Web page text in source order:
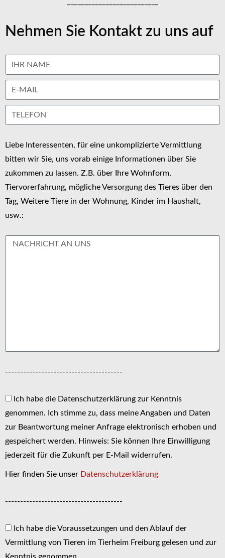
Nehmen Sie Kontakt zu uns auf
Liebe Interessenten, für eine unkomplizierte Vermittlung
bitten wir Sie, uns vorab einige Informationen über Sie
zukommen zu lassen. Z.B. über Ihre Wohnform,
Tiervorerfahrung, mögliche Versorgung des Tieres über den
Tag, Weitere Tiere in der Wohnung, Kinder im Haushalt,
usw.:
---------------------------------------
Ich habe die Datenschutzerklärung zur Kenntnis
genommen. Ich stimme zu, dass meine Angaben und Daten
zur Beantwortung meiner Anfrage elektronisch erhoben und
gespeichert werden. Hinweis: Sie können Ihre Einwilligung
jederzeit für die Zukunft per E-Mail widerrufen.
Hier finden Sie unser Datenschutzerklärung
---------------------------------------
Ich habe die Voraussetzungen und den Ablauf der
Vermittlung von Tieren im Tierheim Freiburg gelesen und zur